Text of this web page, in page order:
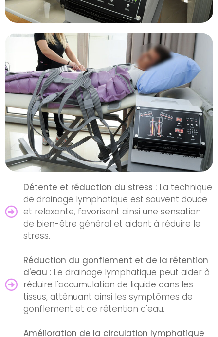
Détente et réduction du stress :La technique
de drainage lymphatique est souvent douce
et relaxante, favorisant ainsi une sensation
de bien-être général et aidant à réduire le
stress.
Réduction du gonflement et de la rétention
d'eau :Le drainage lymphatique peut aider à
réduire l'accumulation de liquide dans les
tissus, atténuant ainsi les symptômes de
gonflement et de rétention d'eau.
Amélioration de la circulation lymphatique